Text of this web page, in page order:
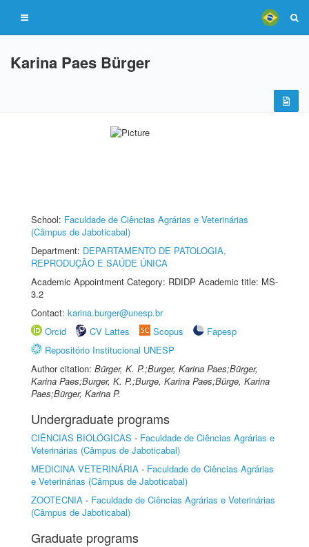
Karina Paes Bürger
School: Faculdade de Ciências Agrárias e Veterinárias
(Câmpus de Jaboticabal)
Department: DEPARTAMENTO DE PATOLOGIA,
REPRODUÇÃO E SAÚDE ÚNICA
Academic Appointment Category: RDIDP Academic title: MS-
3.2
Contact: karina.burger@unesp.br
Orcid
CV Lattes Scopus
Fapesp
Repositório Institucional UNESP
Author citation: Bürger, K. P.;Burger, Karina Paes;Bürger,
Karina Paes;Burger, K. P.;Burge, Karina Paes;Bürge, Karina
Paes;Bürger, Karina P.
Undergraduate programs
CIÊNCIAS BIOLÓGICAS - Faculdade de Ciências Agrárias e
Veterinárias (Câmpus de Jaboticabal)
MEDICINA VETERINÁRIA - Faculdade de Ciências Agrárias
e Veterinárias (Câmpus de Jaboticabal)
ZOOTECNIA - Faculdade de Ciências Agrárias e Veterinárias
(Câmpus de Jaboticabal)
Graduate programs